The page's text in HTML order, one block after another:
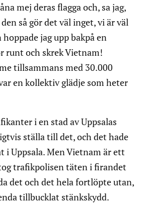
mej deras flagga och, sa jag,
så gör det väl inget, vi är väl
jag upp bakpå en
runt och skrek Vietnam!
tillsammans med 30.000
en kollektiv glädje som heter
i en stad av Uppsalas
ställa till det, och det hade
i Uppsala. Men Vietnam är ett
trafikpolisen täten i firandet
det och det hela fortlöpte utan,
tillbucklat stänkskydd.